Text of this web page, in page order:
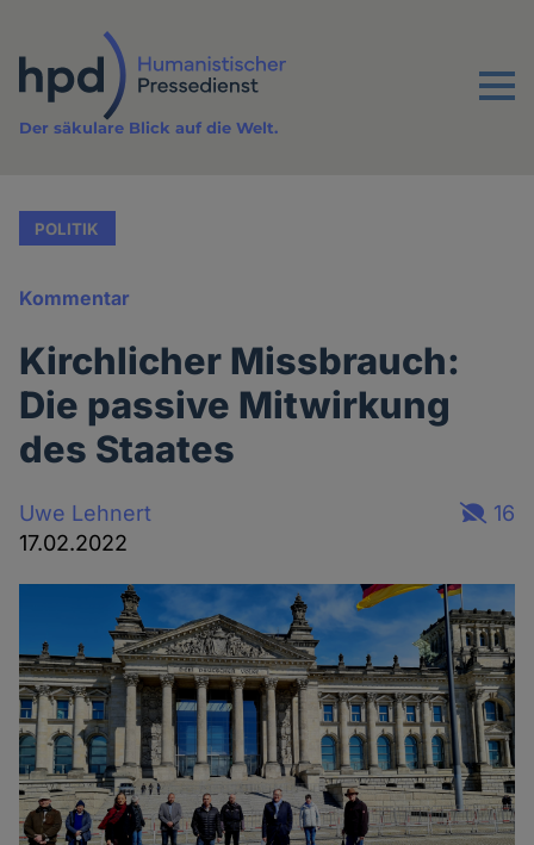
Inhalt
Menu
Der säkulare Blick auf die Welt.
POLITIK
Kommentar
Kirchlicher Missbrauch:
Die passive Mitwirkung
des Staates
Uwe Lehnert
17.02.2022
16